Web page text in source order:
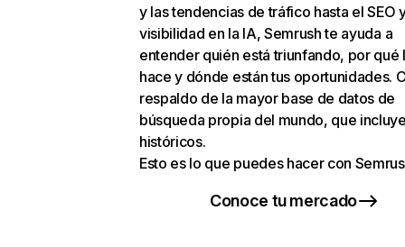
y las tendencias de tráfico hasta el SEO
visibilidad en la IA, Semrush te ayuda a
entender quién está triunfando, por qué
hace y dónde están tus oportunidades.
respaldo de la mayor base de datos de
búsqueda propia del mundo, que
históricos.
Esto es lo que puedes hacer con
Conoce tu mercado